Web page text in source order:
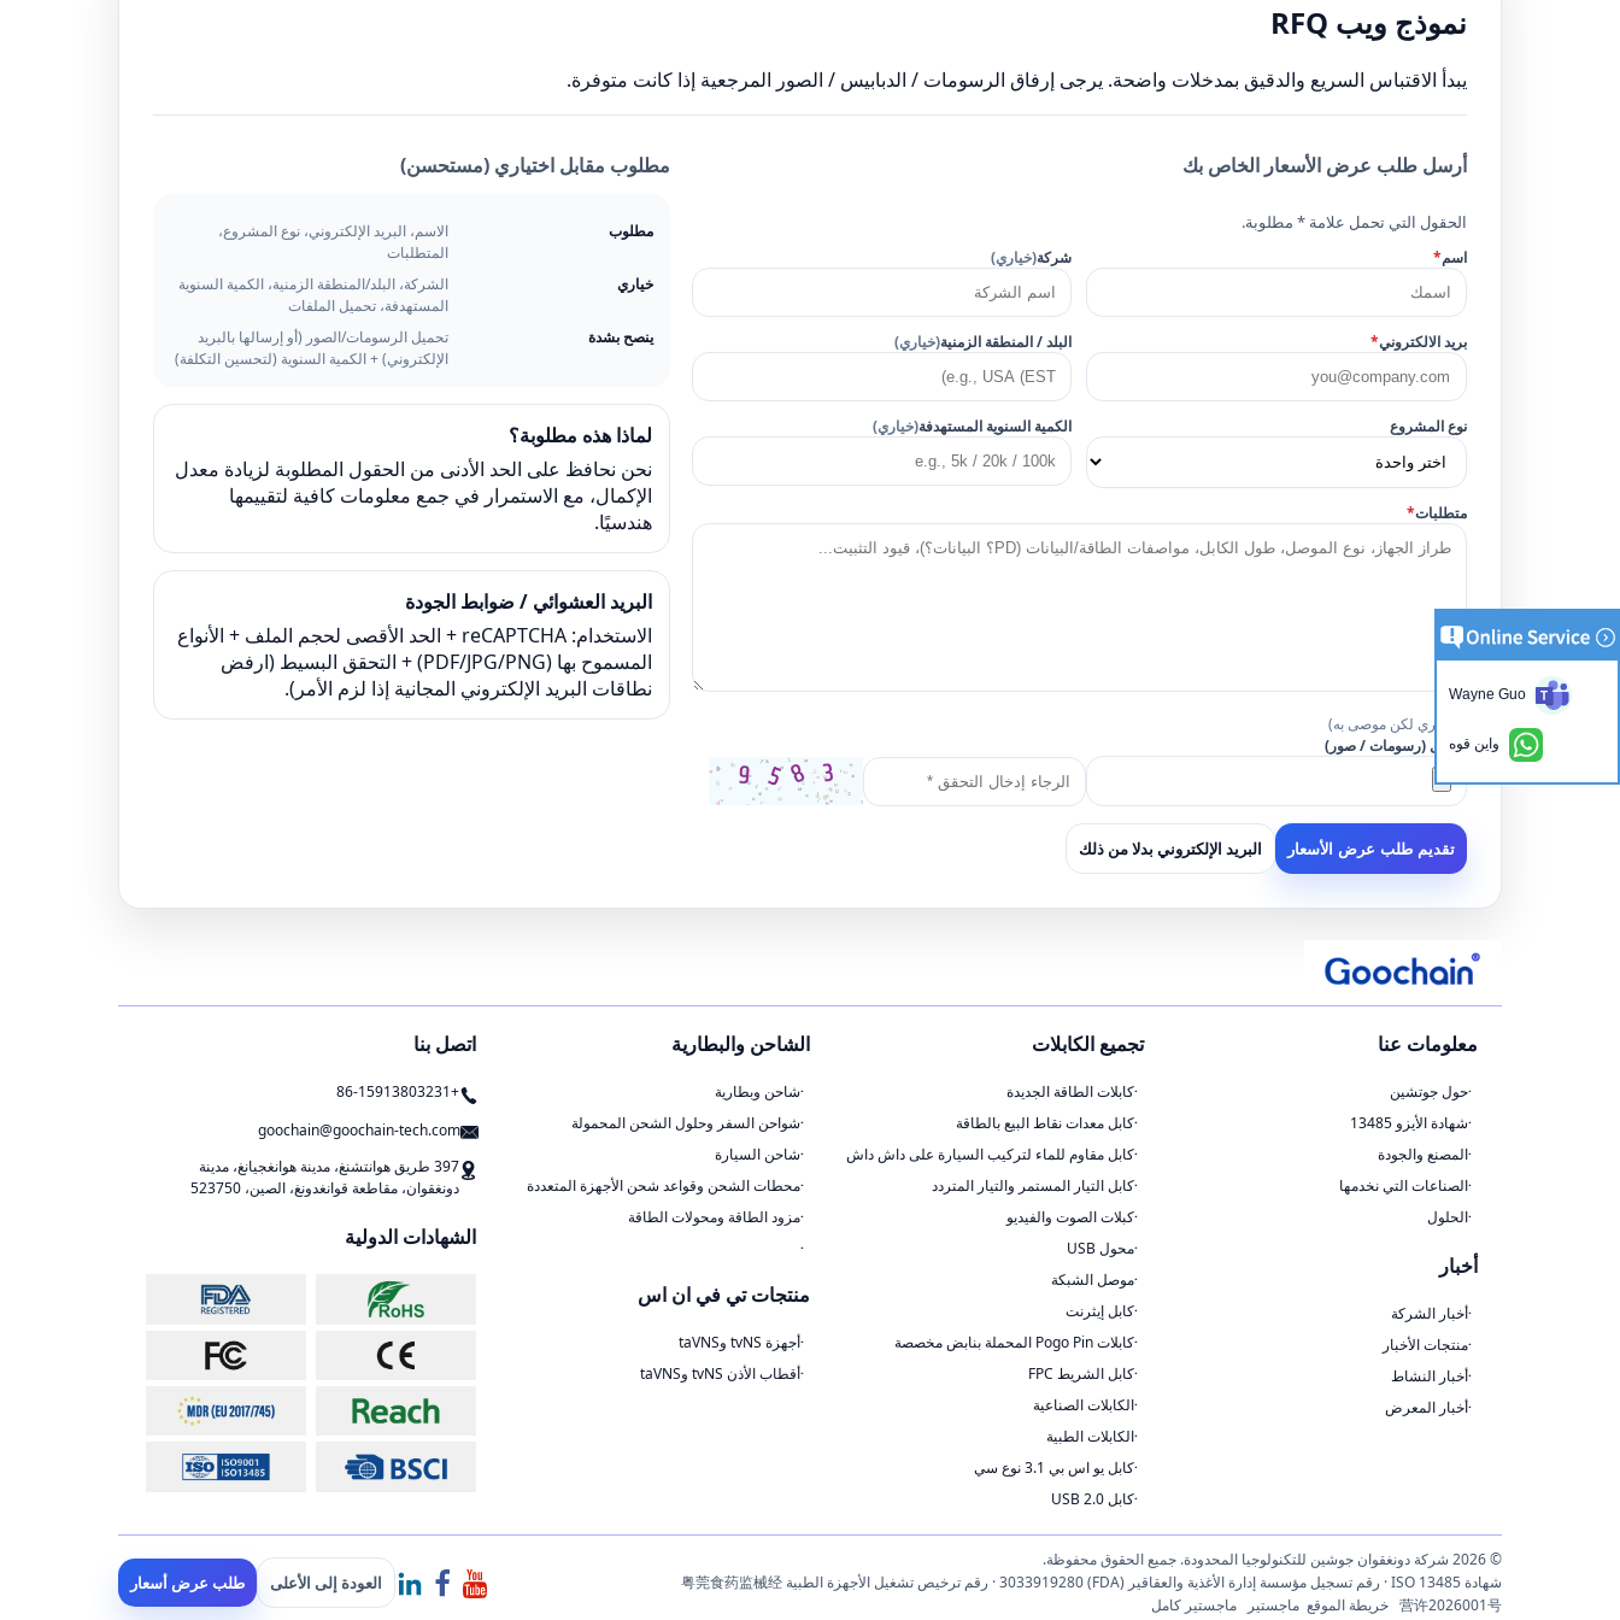
نموذج ويب RFQ
يبدأ الاقتباس السريع والدقيق بمدخلات واضحة. يرجى إرفاق الرسومات / الدبابيس / الصور المرجعية إذا كانت متوفرة.
أرسل طلب عرض الأسعار الخاص بك
الحقول التي تحمل علامة * مطلوبة.
اسم* شركة(خياري)
بريد الالكتروني* البلد / المنطقة الزمنية(خياري)
نوع المشروع الكمية السنوية المستهدفة(خياري)
متطلبات*
(اختياري لكن موصى به)
تحميل (رسومات / صور)
تقديم طلب عرض الأسعار البريد الإلكتروني بدلا من ذلك
مطلوب مقابل اختياري (مستحسن)
مطلوب
الاسم، البريد الإلكتروني، نوع المشروع،
المتطلبات
خياري
الشركة، البلد/المنطقة الزمنية، الكمية السنوية
المستهدفة، تحميل الملفات
ينصح بشدة
تحميل الرسومات/الصور (أو إرسالها بالبريد
الإلكتروني) + الكمية السنوية (لتحسين التكلفة)
لماذا هذه مطلوبة؟
نحن نحافظ على الحد الأدنى من الحقول المطلوبة لزيادة معدل
الإكمال، مع الاستمرار في جمع معلومات كافية لتقييمها
هندسيًا.
البريد العشوائي / ضوابط الجودة
الاستخدام: reCAPTCHA + الحد الأقصى لحجم الملف + الأنواع
المسموح بها (PDF/JPG/PNG) + التحقق البسيط (ارفض
نطاقات البريد الإلكتروني المجانية إذا لزم الأمر).
معلومات عنا
حول جوتشين
شهادة الأيزو 13485
المصنع والجودة
الصناعات التي نخدمها
الحلول
أخبار
أخبار الشركة
منتجات الأخبار
أخبار النشاط
أخبار المعرض
تجميع الكابلات
كابلات الطاقة الجديدة
كابل معدات نقاط البيع بالطاقة
كابل مقاوم للماء لتركيب السيارة على داش داش
كابل التيار المستمر والتيار المتردد
كبلات الصوت والفيديو
محول USB
موصل الشبكة
كابل إيثرنت
كابلات Pogo Pin المحملة بنابض مخصصة
كابل الشريط FPC
الكابلات الصناعية
الكابلات الطبية
كابل يو اس بي 3.1 نوع سي
كابل USB 2.0
الشاحن والبطارية
شاحن وبطارية
شواحن السفر وحلول الشحن المحمولة
شاحن السيارة
محطات الشحن وقواعد شحن الأجهزة المتعددة
مزود الطاقة ومحولات الطاقة
منتجات تي في ان اس
أجهزة tvNS وtaVNS
أقطاب الأذن tvNS وtaVNS
اتصل بنا
+86-15913803231
goochain@goochain-tech.com
397 طريق هوانتشنغ، مدينة هوانغجيانغ، مدينة
دونغقوان، مقاطعة قوانغدونغ، الصين، 523750
الشهادات الدولية
© 2026 شركة دونغقوان جوشين للتكنولوجيا المحدودة. جميع الحقوق محفوظة.
شهادة ISO 13485 · رقم تسجيل مؤسسة إدارة الأغذية والعقاقير (FDA) 3033919280 · رقم ترخيص تشغيل الأجهزة الطبية 粤莞食药监械经
营许2026001号 خريطة الموقع ماجستير ماجستير كامل
العودة إلى الأعلى طلب عرض أسعار
Wayne Guo
واين قوه